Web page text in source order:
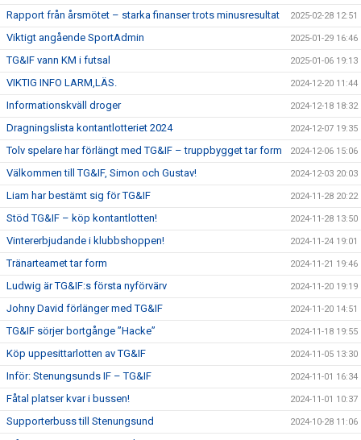
Rapport från årsmötet – starka finanser trots minusresultat 2025-02-28 12:51
Viktigt angående SportAdmin 2025-01-29 16:46
TG&IF vann KM i futsal 2025-01-06 19:13
VIKTIG INFO LARM,LÄS. 2024-12-20 11:44
Informationskväll droger 2024-12-18 18:32
Dragningslista kontantlotteriet 2024 2024-12-07 19:35
Tolv spelare har förlängt med TG&IF – truppbygget tar form 2024-12-06 15:06
Välkommen till TG&IF, Simon och Gustav! 2024-12-03 20:03
Liam har bestämt sig för TG&IF 2024-11-28 20:22
Stöd TG&IF – köp kontantlotten! 2024-11-28 13:50
Vintererbjudande i klubbshoppen! 2024-11-24 19:01
Tränarteamet tar form 2024-11-21 19:46
Ludwig är TG&IF:s första nyförvärv 2024-11-20 19:19
Johny David förlänger med TG&IF 2024-11-20 14:51
TG&IF sörjer bortgånge ”Hacke” 2024-11-18 19:55
Köp uppesittarlotten av TG&IF 2024-11-05 13:30
Inför: Stenungsunds IF – TG&IF 2024-11-01 16:34
Fåtal platser kvar i bussen! 2024-11-01 10:37
Supporterbuss till Stenungsund 2024-10-28 11:06